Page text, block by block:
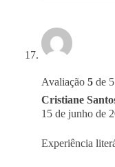
Avaliação 5 de 5
Cristiane
15 de junho de
Experiência